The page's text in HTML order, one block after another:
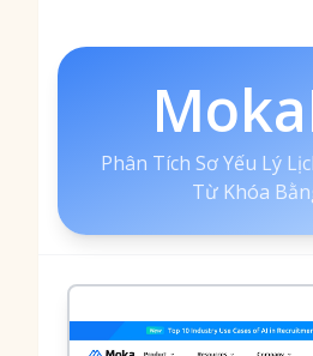
Phân Tích Sơ Yếu Lý
Từ Khóa